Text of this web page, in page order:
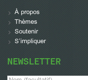
À propos
Thèmes
Soutenir
S’impliquer
NEWSLETTER